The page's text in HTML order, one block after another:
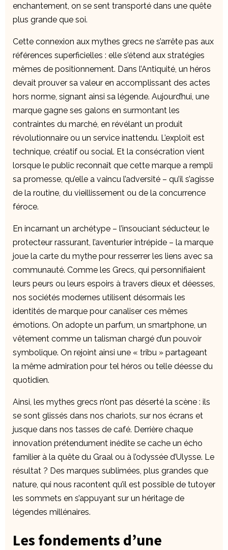
enchantement, on se sent transporté dans une quête
plus grande que soi.
Cette connexion aux mythes grecs ne s’arrête pas aux
références superficielles : elle s’étend aux stratégies
mêmes de positionnement. Dans l’Antiquité, un héros
devait prouver sa valeur en accomplissant des actes
hors norme, signant ainsi sa légende. Aujourd’hui, une
marque gagne ses galons en surmontant les
contraintes du marché, en révélant un produit
révolutionnaire ou un service inattendu. L’exploit est
technique, créatif ou social. Et la consécration vient
lorsque le public reconnaît que cette marque a rempli
sa promesse, qu’elle a vaincu l’adversité – qu’il s’agisse
de la routine, du vieillissement ou de la concurrence
féroce.
En incarnant un archétype – l’insouciant séducteur, le
protecteur rassurant, l’aventurier intrépide – la marque
joue la carte du mythe pour resserrer les liens avec sa
communauté. Comme les Grecs, qui personnifiaient
leurs peurs ou leurs espoirs à travers dieux et déesses,
nos sociétés modernes utilisent désormais les
identités de marque pour canaliser ces mêmes
émotions. On adopte un parfum, un smartphone, un
vêtement comme un talisman chargé d’un pouvoir
symbolique. On rejoint ainsi une « tribu » partageant
la même admiration pour tel héros ou telle déesse du
quotidien.
Ainsi, les mythes grecs n’ont pas déserté la scène : ils
se sont glissés dans nos chariots, sur nos écrans et
jusque dans nos tasses de café. Derrière chaque
innovation prétendument inédite se cache un écho
familier à la quête du Graal ou à l’odyssée d’Ulysse. Le
résultat ? Des marques sublimées, plus grandes que
nature, qui nous racontent qu’il est possible de tutoyer
les sommets en s’appuyant sur un héritage de
légendes millénaires.
Les fondements d’une